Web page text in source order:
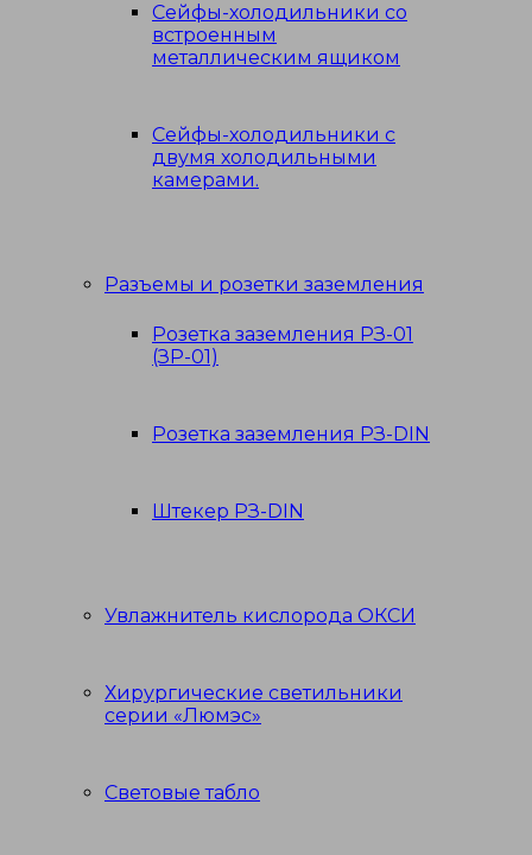
Сейфы-холодильники со
встроенным
металлическим ящиком
Сейфы-холодильники с
двумя холодильными
камерами.
Разъемы и розетки заземления
Розетка заземления РЗ-01
(ЗР-01)
Розетка заземления РЗ-DIN
Штекер РЗ-DIN
Увлажнитель кислорода ОКСИ
Хирургические светильники
серии «Люмэс»
Световые табло